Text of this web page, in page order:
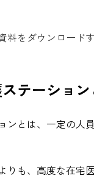
料をダウンロード
テーション
ンとは、一定の人
りも、高度な在宅